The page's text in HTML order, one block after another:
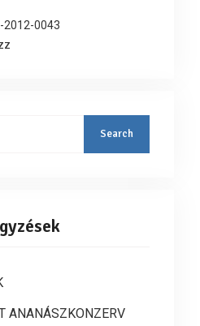
2012-0043
ANANÁSZKONZERV